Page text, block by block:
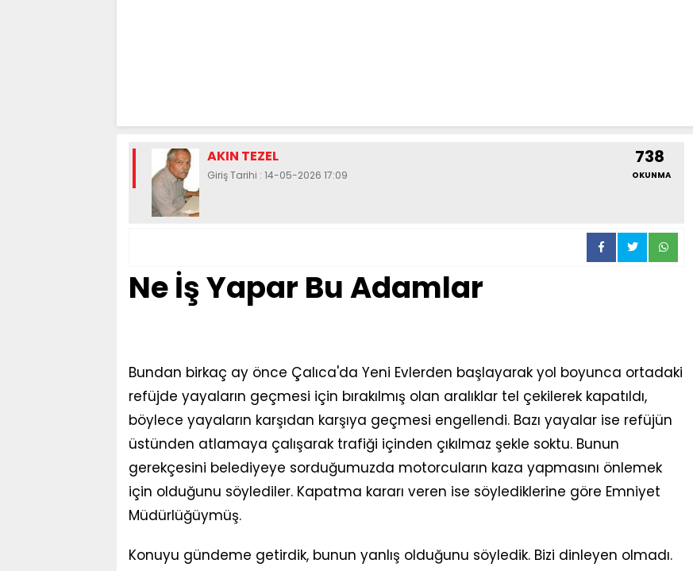
AKIN TEZEL
Giriş Tarihi : 14-05-2026 17:09
738
OKUNMA
Ne İş Yapar Bu Adamlar
Bundan birkaç ay önce Çalıca'da Yeni Evlerden başlayarak yol boyunca ortadaki
refüjde yayaların geçmesi için bırakılmış olan aralıklar tel çekilerek kapatıldı,
böylece yayaların karşıdan karşıya geçmesi engellendi. Bazı yayalar ise refüjün
üstünden atlamaya çalışarak trafiği içinden çıkılmaz şekle soktu. Bunun
gerekçesini belediyeye sorduğumuzda motorcuların kaza yapmasını önlemek
için olduğunu söylediler. Kapatma kararı veren ise söylediklerine göre Emniyet
Müdürlüğüymüş.
Konuyu gündeme getirdik, bunun yanlış olduğunu söyledik. Bizi dinleyen olmadı.